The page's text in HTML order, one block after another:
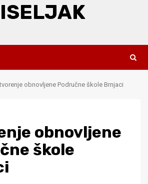
obnovljene Područne škole Brnjaci
obnovljene
škole